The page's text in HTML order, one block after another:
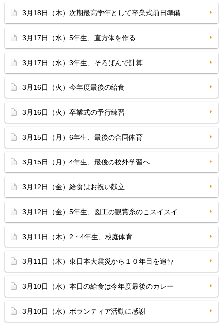
3月18日（木）次期最高学年として卒業式前日準備
3月17日（水）5年生、直方体を作る
3月17日（水）3年生、そろばんで計算
3月16日（火）今年度最後の給食
3月16日（火）卒業式の予行練習
3月15日（月）6年生、最後の合同体育
3月15日（月）4年生、最後の校外学習へ
3月12日（金）給食はお祝い献立
3月12日（金）5年生、図工の観賞糸のこスイスイ
3月11日（木）2・4年生、校庭体育
3月11日（木）東日本大震災から１０年目を追悼
3月10日（水）本日の給食は今年度最後のカレー
3月10日（水）ボランティア活動に感謝